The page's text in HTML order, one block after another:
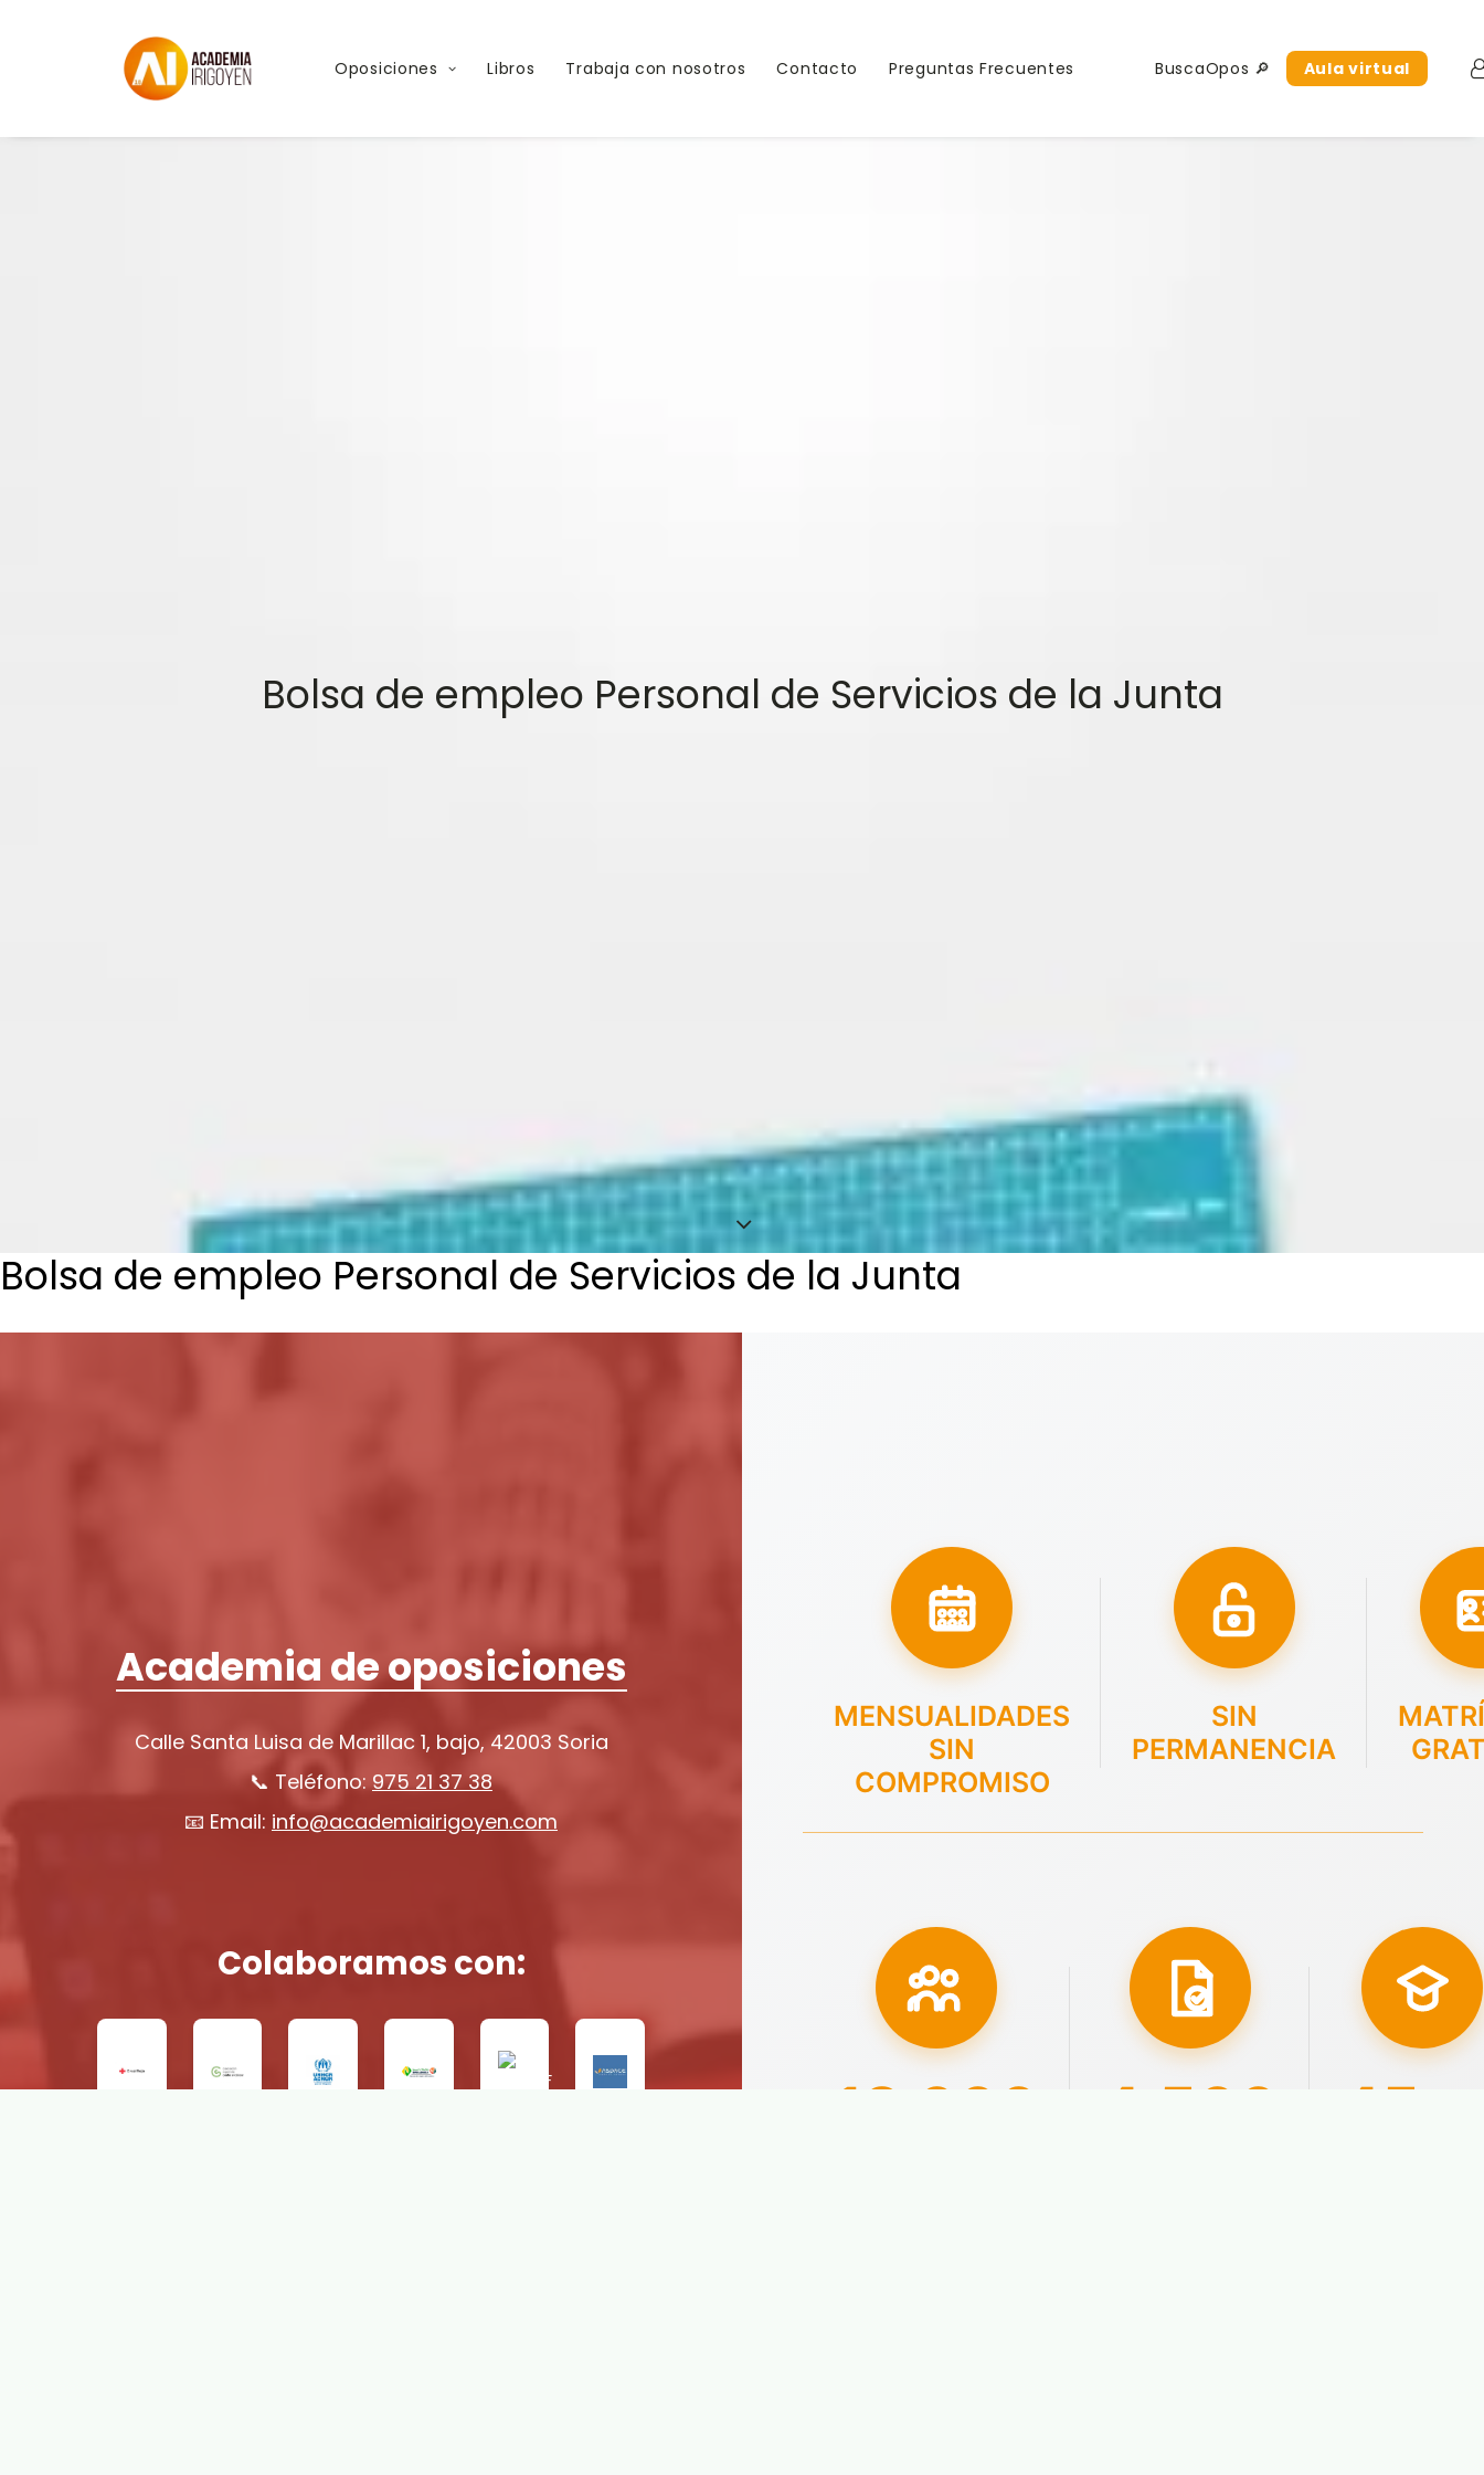
Oposiciones Libros Trabaja con nosotros Contacto Preguntas Frecuentes BuscaOpos 🔎 Aula virtual
Bolsa de empleo Personal de Servicios de la Junta
Bolsa de empleo Personal de Servicios de la Junta
Academia de oposiciones
Calle Santa Luisa de Marillac 1, bajo, 42003 Soria
📞 Teléfono: 975 21 37 38
📧 Email: info@academiairigoyen.com
Colaboramos con:
MENSUALIDADES
SIN
COMPROMISO
SIN
PERMANENCIA
18.000 4.500 45